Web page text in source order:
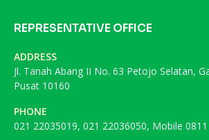
REPRESENTATIVE OFFICE
ADDRESS
Jl. Tanah Abang II No. 63 Petojo Selatan,
Pusat 10160
PHONE
021 22035019, 021 22036050, Mobile